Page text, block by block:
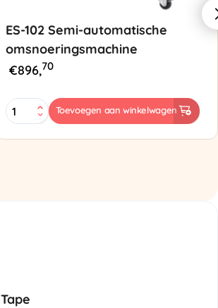
ES-102 Semi-automatische
omsnoeringsmachine
€896,70
ES-
102
Toevoegen aan winkelwagen
Tape